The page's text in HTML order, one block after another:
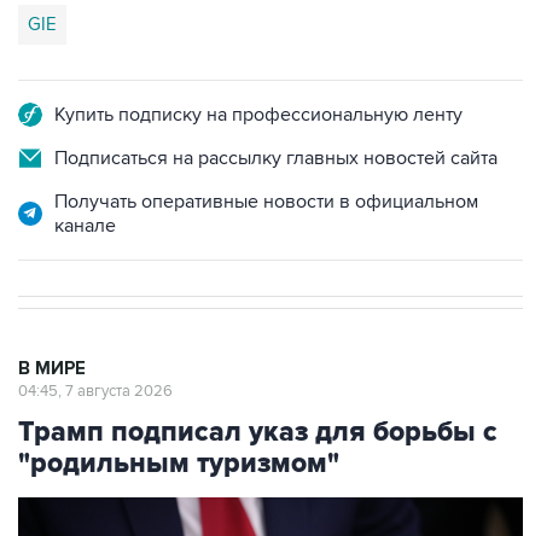
GIE
Купить подписку на профессиональную ленту
Подписаться на рассылку главных новостей сайта
Получать оперативные новости в официальном
канале
В МИРЕ
04:45, 7 августа 2026
Трамп подписал указ для борьбы с
"родильным туризмом"